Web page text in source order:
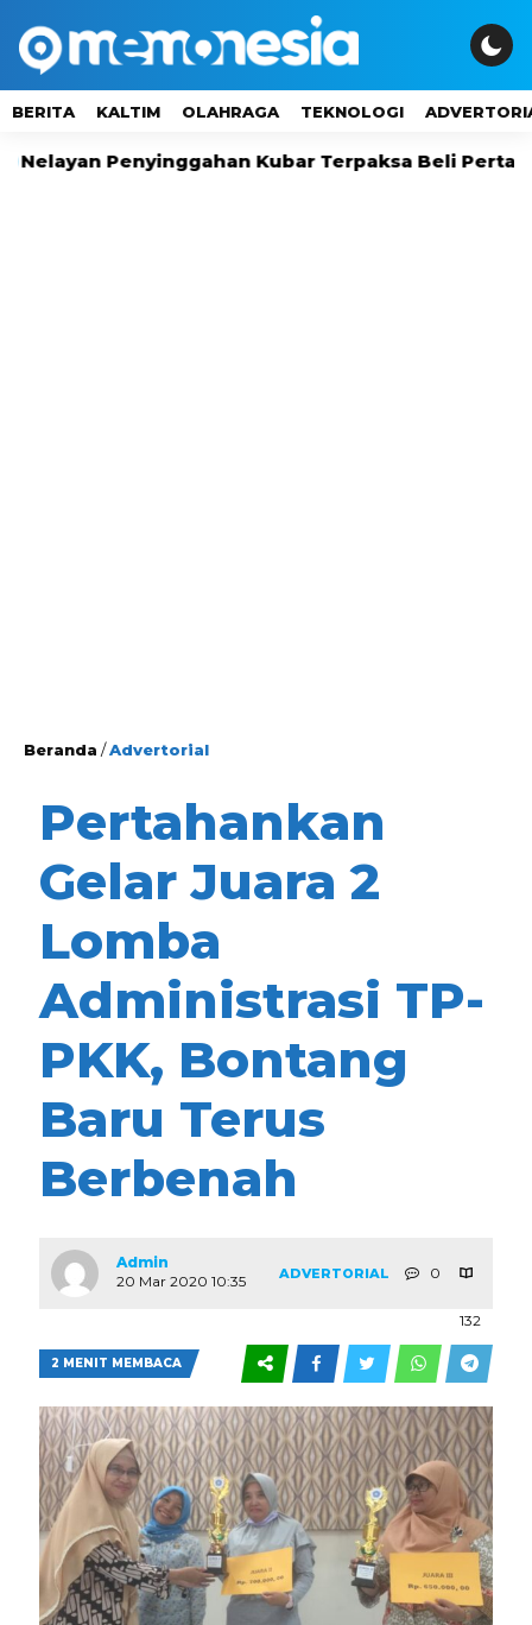
BERITA KALTIM OLAHRAGA TEKNOLOGI
Penyinggahan Kubar Terpaksa Beli Pertalite Rp16
Beranda /Advertorial
Pertahankan
Gelar Juara 2
Lomba
Administrasi TP-
PKK, Bontang
Baru Terus
Berbenah
Admin
20 Mar 2020 10:35
ADVERTORIAL 0
132
2 MENIT MEMBACA